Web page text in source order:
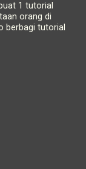
1 tutorial
orang di
berbagi tutorial